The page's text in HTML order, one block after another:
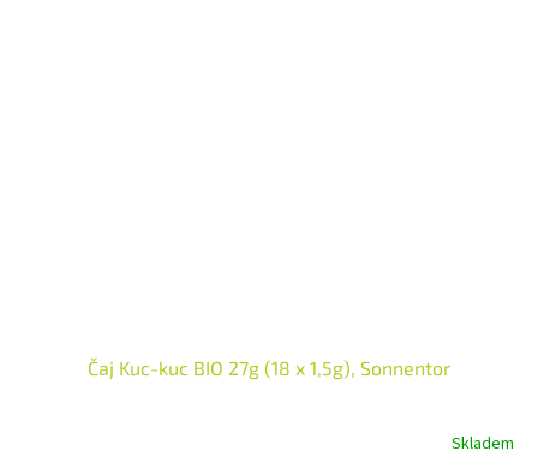
Čaj Kuc-kuc BIO 27g (18 x 1,5g), Sonnentor
Skladem